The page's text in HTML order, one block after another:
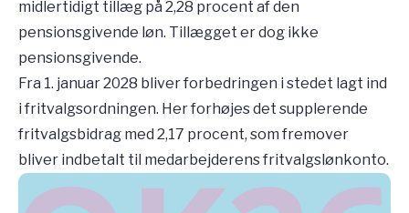
midlertidigt tillæg på 2,28 procent af den
pensionsgivende løn. Tillægget er dog ikke
pensionsgivende.
Fra 1. januar 2028 bliver forbedringen i stedet lagt ind
i fritvalgsordningen. Her forhøjes det supplerende
fritvalgsbidrag med 2,17 procent, som fremover
bliver indbetalt til medarbejderens fritvalgslønkonto.